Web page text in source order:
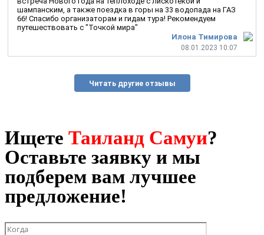
Илона Тимирова
08.01.2023 10:07
шампанским, а также поездка в горы на 33 водопада на ГАЗ
66! Спасибо организаторам и гидам тура! Рекомендуем
путешествовать с "Точкой мира"
Читать другие отзывы
Ищете Таиланд Самуи?
Оставьте заявку и мы
подберем вам лучшее
предложение!